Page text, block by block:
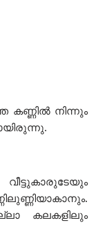
കണ്ണിൽ നിന്നും
കലകളിലും